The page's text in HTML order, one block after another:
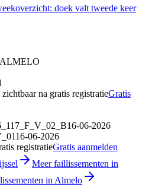
doek valt tweede keer
ALMELO
na gratis registratieGratis
16-06-2026
16-06-2026
registratieGratis aanmelden
Meer faillissementen in
in Almelo